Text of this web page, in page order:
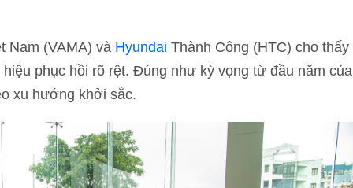
Nam (VAMA) và Hyundai Thành Công (HTC) cho thấy
phục hồi rõ rệt. Đúng như kỳ vọng từ đầu năm của
xu hướng khởi sắc.